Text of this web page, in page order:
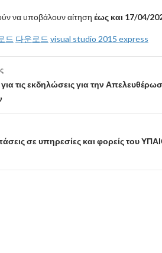
να υποβάλουν αίτηση έως και 17/04/
드 다운로드 visual studio 2015 express
τις εκδηλώσεις για την
σε υπηρεσίες και φορείς του